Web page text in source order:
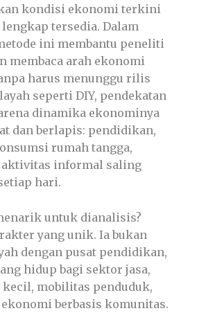
kondisi ekonomi terkini
lengkap tersedia. Dalam
ini membantu peneliti
membaca arah ekonomi
harus menunggu rilis
seperti DIY, pendekatan
dinamika ekonominya
dan berlapis: pendidikan,
rumah tangga,
aktivitas informal saling
hari.
untuk dianalisis?
yang unik. Ia bukan
dengan pusat pendidikan,
hidup bagi sektor jasa,
kecil, mobilitas penduduk,
berbasis komunitas.